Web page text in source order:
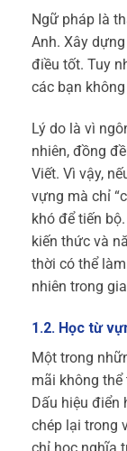
Ngữ pháp là
Anh. Xây
điều tốt. Tuy
các bạn
Lý do là vì
nhiên, đồng
Viết. Vì vậy,
vựng mà chỉ
khó để tiến
kiến thức và
thời có thể
nhiên trong
1.2. Học từ
Một trong
mãi không
Dấu hiệu điển
chép lại trong